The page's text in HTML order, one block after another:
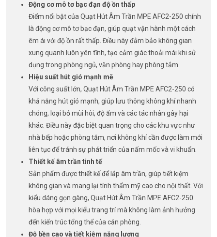
Động cơ mô tơ bạc đạn độ ồn thấp
Điểm nổi bật của Quạt Hút Âm Trần MPE AFC2-250 chính
là động cơ mô tơ bạc đạn, giúp quạt vận hành một cách
êm ái với độ ồn rất thấp. Điều này đảm bảo không gian
xung quanh luôn yên tĩnh, tạo cảm giác thoải mái khi sử
dụng trong phòng ngủ, văn phòng hay phòng tắm.
Hiệu suất hút gió mạnh mẽ
Với công suất lớn, Quạt Hút Âm Trần MPE AFC2-250 có
khả năng hút gió mạnh, giúp lưu thông không khí nhanh
chóng, loại bỏ mùi hôi, độ ẩm và các tác nhân gây hại
khác. Điều này đặc biệt quan trọng cho các khu vực như
nhà bếp hoặc phòng tắm, nơi không khí cần được làm mới
liên tục để tránh sự phát triển của nấm mốc và vi khuẩn.
Thiết kế âm trần tinh tế
Sản phẩm được thiết kế để lắp âm trần, giúp tiết kiệm
không gian và mang lại tính thẩm mỹ cao cho nội thất. Với
kiểu dáng gọn gàng, Quạt Hút Âm Trần MPE AFC2-250
hòa hợp với mọi kiểu trang trí mà không làm ảnh hưởng
đến kiến trúc tổng thể của căn phòng.
Độ bền cao và tiết kiệm năng lượng